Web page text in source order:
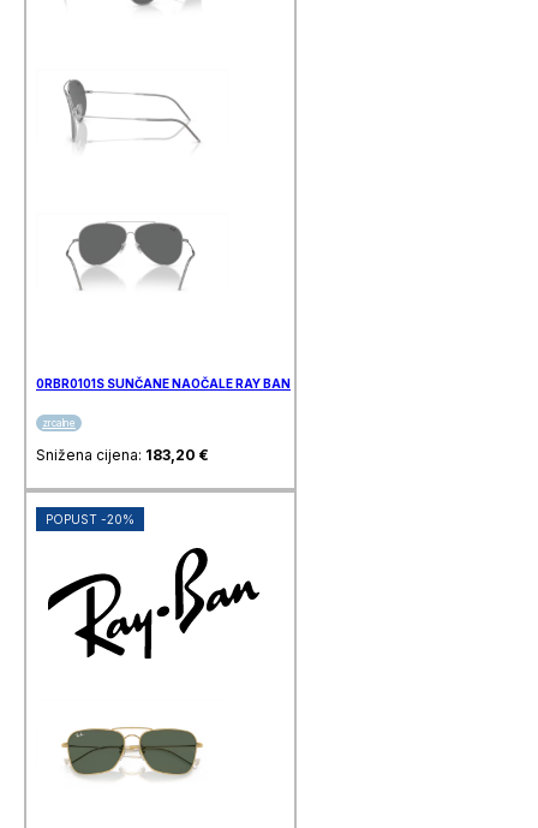
0RBR0101S SUNČANE NAOČALE RAY BAN
zrcalne
Snižena cijena: 183,20 €
POPUST -20%